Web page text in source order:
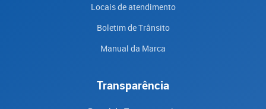
Locais de atendimento
Boletim de Trânsito
Manual da Marca
Transparência